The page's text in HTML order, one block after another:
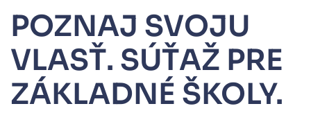
POZNAJ SVOJU
VLASŤ. SÚŤAŽ PRE
ZÁKLADNÉ ŠKOLY.